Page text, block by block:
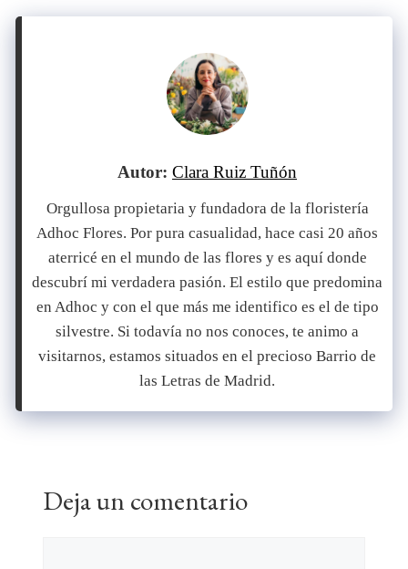
Autor: Clara Ruiz Tuñón
Orgullosa propietaria y fundadora de la floristería
Adhoc Flores. Por pura casualidad, hace casi 20 años
aterricé en el mundo de las flores y es aquí donde
descubrí mi verdadera pasión. El estilo que predomina
en Adhoc y con el que más me identifico es el de tipo
silvestre. Si todavía no nos conoces, te animo a
visitarnos, estamos situados en el precioso Barrio de
las Letras de Madrid.
Deja un comentario